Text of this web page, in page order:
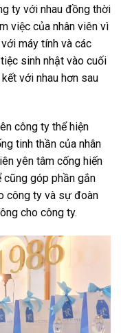
ty với nhau đồng thời
việc của nhân viên vì
máy tính và các
sinh nhật vào cuối
với nhau hơn sau
công ty thể hiện
tinh thần của nhân
yên tâm cống hiến
cũng góp phần gắn
công ty và sự đoàn
cho công ty.